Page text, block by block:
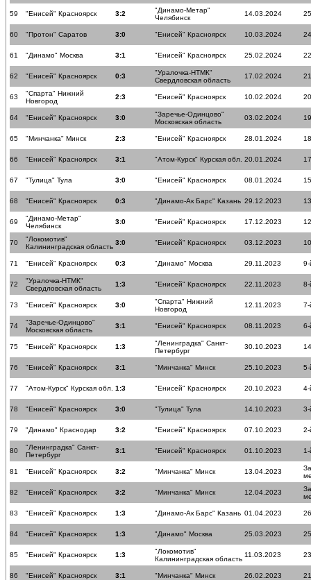
59 "Енисей" Красноярск 3:2
"Динамо-Метар"
Челябинск
14.03.2024
60 "Протон" Саратов 3:0 "Енисей" Красноярск 10.03.2024
61 "Динамо" Москва 3:1 "Енисей" Красноярск 25.02.2024
62 "Енисей" Красноярск 0:3
"Уралочка-НТМК"
Свердловская область
17.02.2024
63
"Спарта" Нижний
Новгород
2:3 "Енисей" Красноярск 10.02.2024
64 "Енисей" Красноярск 3:0
"Заречье-Одинцово"
Московская область
03.02.2024
65 "Минчанка" Минск 2:3 "Енисей" Красноярск 28.01.2024
66 "Енисей" Красноярск 3:1 "Атом-Курск" Курская обл. 20.01.2024
67 "Тулица" Тула 3:0 "Енисей" Красноярск 08.01.2024
68 "Енисей" Красноярск 0:3 "Динамо-Ак Барс" Казань 29.12.2023
69
"Динамо-Метар"
Челябинск
3:0 "Енисей" Красноярск 17.12.2023
70
"Локомотив"
Калининградская область
3:0 "Енисей" Красноярск 03.12.2023
71 "Енисей" Красноярск 0:3 "Динамо" Москва 29.11.2023 9-
72
"Уралочка-НТМК"
Свердловская область
1:3 "Енисей" Красноярск 22.11.2023 8-
73 "Енисей" Красноярск 3:0
"Спарта" Нижний
Новгород
12.11.2023 7-
74
"Заречье-Одинцово"
Московская область
3:1 "Енисей" Красноярск 08.11.2023 6-
75 "Енисей" Красноярск 1:3
"Ленинградка" Санкт-
Петербург
30.10.2023
76 "Енисей" Красноярск 3:1 "Минчанка" Минск 25.10.2023 5-
77 "Атом-Курск" Курская обл. 1:3 "Енисей" Красноярск 20.10.2023 4-
78 "Енисей" Красноярск 3:0 "Тулица" Тула 14.10.2023 3-
79 "Динамо" Краснодар 3:2 "Енисей" Красноярск 07.10.2023 2-
80
"Ленинградка" Санкт-
Петербург
3:1 "Енисей" Красноярск 01.10.2023
81 "Енисей" Красноярск 3:2 "Минчанка" Минск 13.04.2023
82 "Енисей" Красноярск 3:2 "Минчанка" Минск 12.04.2023
83 "Енисей" Красноярск 1:3 "Динамо-Ак Барс" Казань 01.04.2023
84 "Енисей" Красноярск 1:3 "Динамо" Москва 25.03.2023
85 "Енисей" Красноярск 1:3
"Локомотив"
Калининградская область
11.03.2023
86 "Енисей" Красноярск 3:1 "Минчанка" Минск 26.02.2023